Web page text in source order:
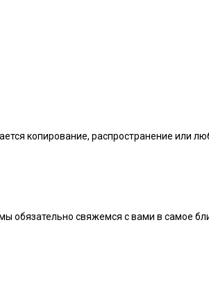
копирование, распространение или
обязательно свяжемся с вами в самое